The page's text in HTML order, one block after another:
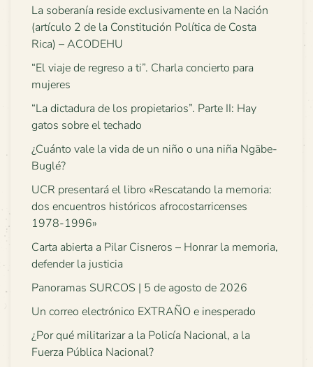
La soberanía reside exclusivamente en la Nación
(artículo 2 de la Constitución Política de Costa
Rica) – ACODEHU
“El viaje de regreso a ti”. Charla concierto para
mujeres
“La dictadura de los propietarios”. Parte II: Hay
gatos sobre el techado
¿Cuánto vale la vida de un niño o una niña Ngäbe-
Buglé?
UCR presentará el libro «Rescatando la memoria:
dos encuentros históricos afrocostarricenses
1978-1996»
Carta abierta a Pilar Cisneros – Honrar la memoria,
defender la justicia
Panoramas SURCOS | 5 de agosto de 2026
Un correo electrónico EXTRAÑO e inesperado
¿Por qué militarizar a la Policía Nacional, a la
Fuerza Pública Nacional?